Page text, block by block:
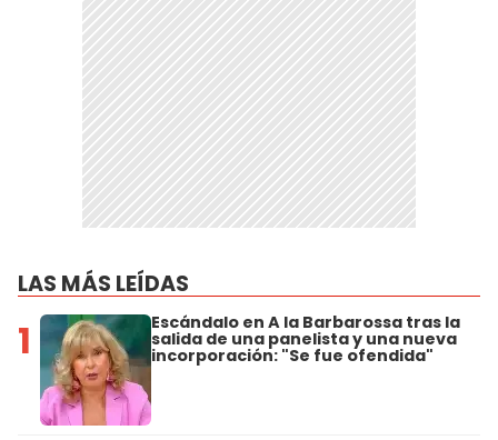
LAS MÁS LEÍDAS
1 Escándalo en A la Barbarossa tras la
salida de una panelista y una nueva
incorporación: "Se fue ofendida"